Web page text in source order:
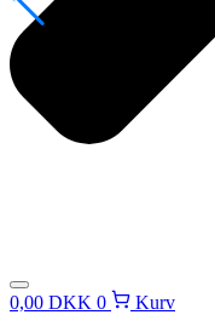
0,00 DKK 0
Kurv